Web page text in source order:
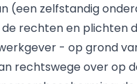
(een zelfstandig
de rechten en
- op grond
rechtswege over op